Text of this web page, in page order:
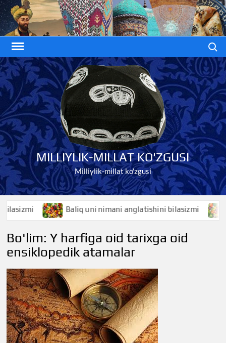
Skip
to
content
MILLIYLIK-MILLAT KO'ZGUSI
Milliylik-millat ko'zgusi
Baliq uni nimani anglatishini bilasizmi
Bo'lim:Y harfiga oid tarixga oid
ensiklopedik atamalar